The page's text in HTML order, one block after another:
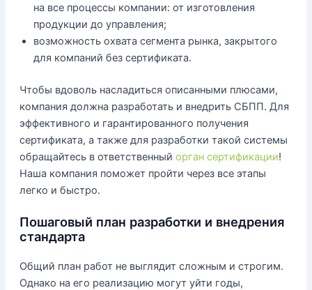
на все процессы компании: от изготовления
продукции до управления;
возможность охвата сегмента рынка, закрытого
для компаний без сертификата.
Чтобы вдоволь насладиться описанными плюсами,
компания должна разработать и внедрить СБПП. Для
эффективного и гарантированного получения
сертификата, а также для разработки такой системы
обращайтесь в ответственный орган сертификации!
Наша компания поможет пройти через все этапы
легко и быстро.
Пошаговый план разработки и внедрения
стандарта
Общий план работ не выглядит сложным и строгим.
Однако на его реализацию могут уйти годы,